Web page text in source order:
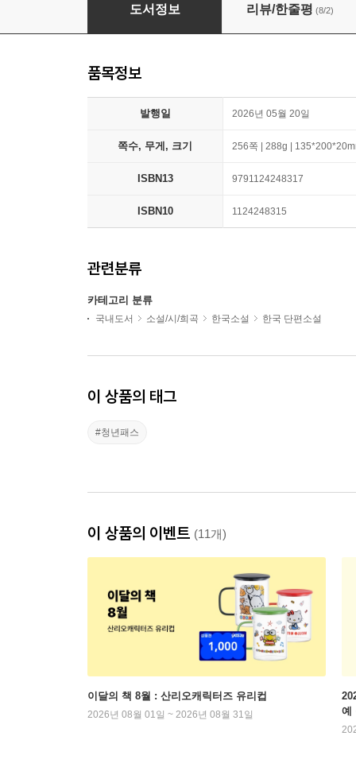
도서정보 리뷰/한줄평 (8/2)
품목정보
발행일 2026년 05월 20일
쪽수, 무게, 크기 256쪽 | 288g |
ISBN13 9791124248317
ISBN10 1124248315
관련분류
카테고리 분류
국내도서 소설/시/희곡 한국소설 한국 단편소설
이 상품의 태그
#청년패스
이 상품의 이벤트 (11개)
이달의 책 8월 : 산리오캐릭터즈 유리컵
2026년 08월 01일 ~ 2026년 08월 31일
예